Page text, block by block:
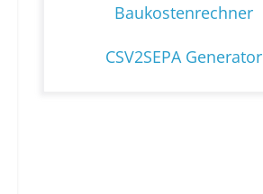
Baukostenrechner
CSV2SEPA Generator